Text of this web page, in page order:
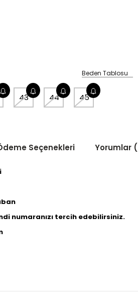
Beden Tablosu
43 44 45
Seçenekleri Yorumlar
numaranızı tercih edebilirsiniz.